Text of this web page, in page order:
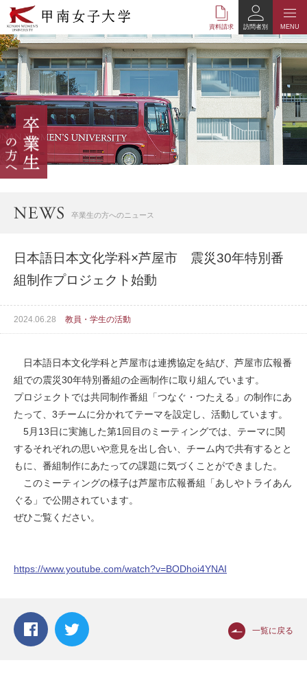
本
文
へ
の
リ
ン
ク
ナ
ビ
ゲ
ー
シ
ョ
資料請求 MENU
訪問者別
卒業生の方へのニュース
日本語日本文化学科×芦屋市 震災30年特別番
組制作プロジェクト始動
2024.06.28 教員・学生の活動
日本語日本文化学科と芦屋市は連携協定を結び、芦屋市広報番
組での震災30年特別番組の企画制作に取り組んでいます。
プロジェクトでは共同制作番組「つなぐ・つたえる」の制作にあ
たって、3チームに分かれてテーマを設定し、活動しています。
5月13日に実施した第1回目のミーティングでは、テーマに関
するそれぞれの思いや意見を出し合い、チーム内で共有するとと
もに、番組制作にあたっての課題に気づくことができました。
このミーティングの様子は芦屋市広報番組「あしやトライあん
ぐる」で公開されています。
ぜひご覧ください。
https://www.youtube.com/watch?v=BODhoi4YNAI
一覧に戻る